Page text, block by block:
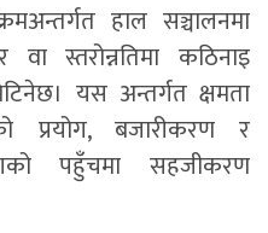
हाल सञ्चालनमा
स्तरोन्नतिमा कठिनाइ
यस अन्तर्गत क्षमता
प्रयोग, बजारीकरण र
पहुँचमा सहजीकरण